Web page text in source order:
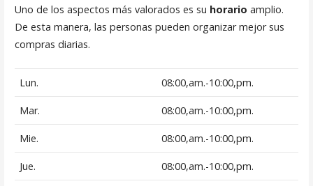
Uno de los aspectos más valorados es su horario amplio.
De esta manera, las personas pueden organizar mejor sus
compras diarias.
Lun. 08:00,am.-10:00,pm.
Mar. 08:00,am.-10:00,pm.
Mie. 08:00,am.-10:00,pm.
Jue. 08:00,am.-10:00,pm.